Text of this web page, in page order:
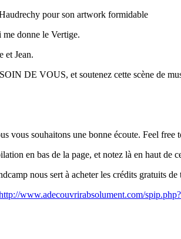
pour son artwork formidable
donne le Vertige.
et Jean.
DE VOUS, et soutenez cette scène de
vous souhaitons une bonne écoute.
en bas de la page, et notez là en haut de
nous sert à acheter les crédits gratuits de
www.adecouvrirabsolument.com/